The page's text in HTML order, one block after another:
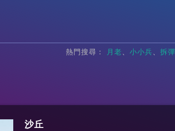
熱門搜尋： 月老 小小兵 拆彈
沙丘